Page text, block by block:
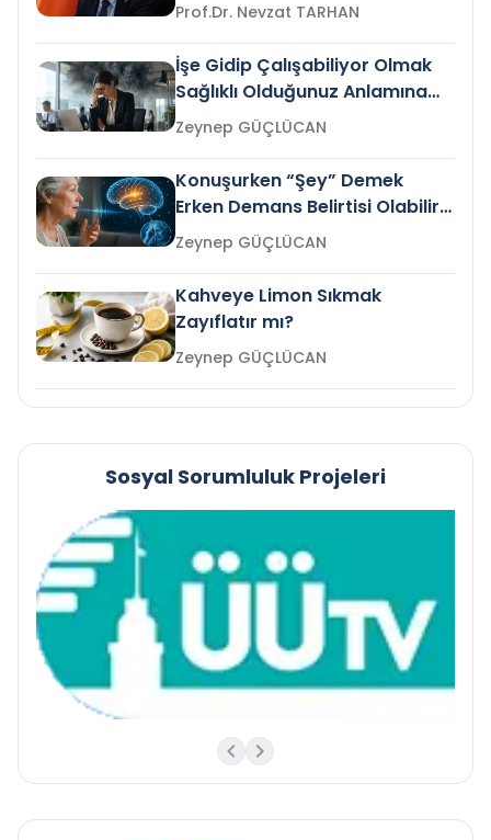
Prof.Dr. Nevzat TARHAN
İşe Gidip Çalışabiliyor Olmak
Sağlıklı Olduğunuz Anlamına
Gelir mi?Zeynep GÜÇLÜCAN
Konuşurken “Şey” Demek
Erken Demans Belirtisi Olabilir
mi?
Zeynep GÜÇLÜCAN
Kahveye Limon Sıkmak
Zayıflatır mı?
Zeynep GÜÇLÜCAN
Sosyal Sorumluluk Projeleri